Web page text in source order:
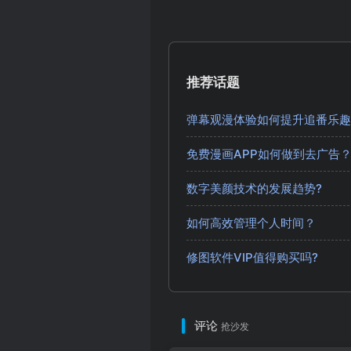
推荐话题
弹幕观漫体验如何提升追番乐
免费漫画APP如何做到去广告？
数字美颜技术的发展趋势?
如何高效管理个人时间？
修图软件VIP值得购买吗?
评论 抢沙发